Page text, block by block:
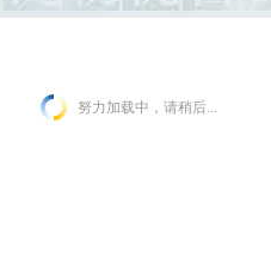
努力加载中，请稍后...